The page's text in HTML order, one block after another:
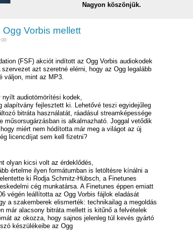
Nagyon köszönjük.
Vorbis mellett
(FSF) akciót indított az Ogg Vorbis audiokodek
szervezet azt szeretné elérni, hogy az Ogg legalább
váljon, mint az MP3.
nyílt audiotömörítési kodek,
alapítvány fejlesztett ki. Lehetővé teszi egyidejűleg
bitráta használatát, ráadásul streamképessége
műsorsugárzásban is alkalmazható. Joggal vetődik
miért nem hódította már meg a világot az új
licencdíjat sem kell fizetni?
olyan kicsi volt az érdeklődés,
értelme ilyen formátumban is letöltésre kínálni a
ki Rodja Schmitz-Hübsch, a Finetunes
cég munkatársa. A Finetunes éppen emiatt
végén leállította az Ogg Vorbis fájlok eladását
a szakemberek elismerték: technikailag a megoldás
már alacsony bitráta mellett is kitűnő a felvételek
az okozza, hogy sajnos jelenleg túl kevés gyártó
készülékeibe az Ogg